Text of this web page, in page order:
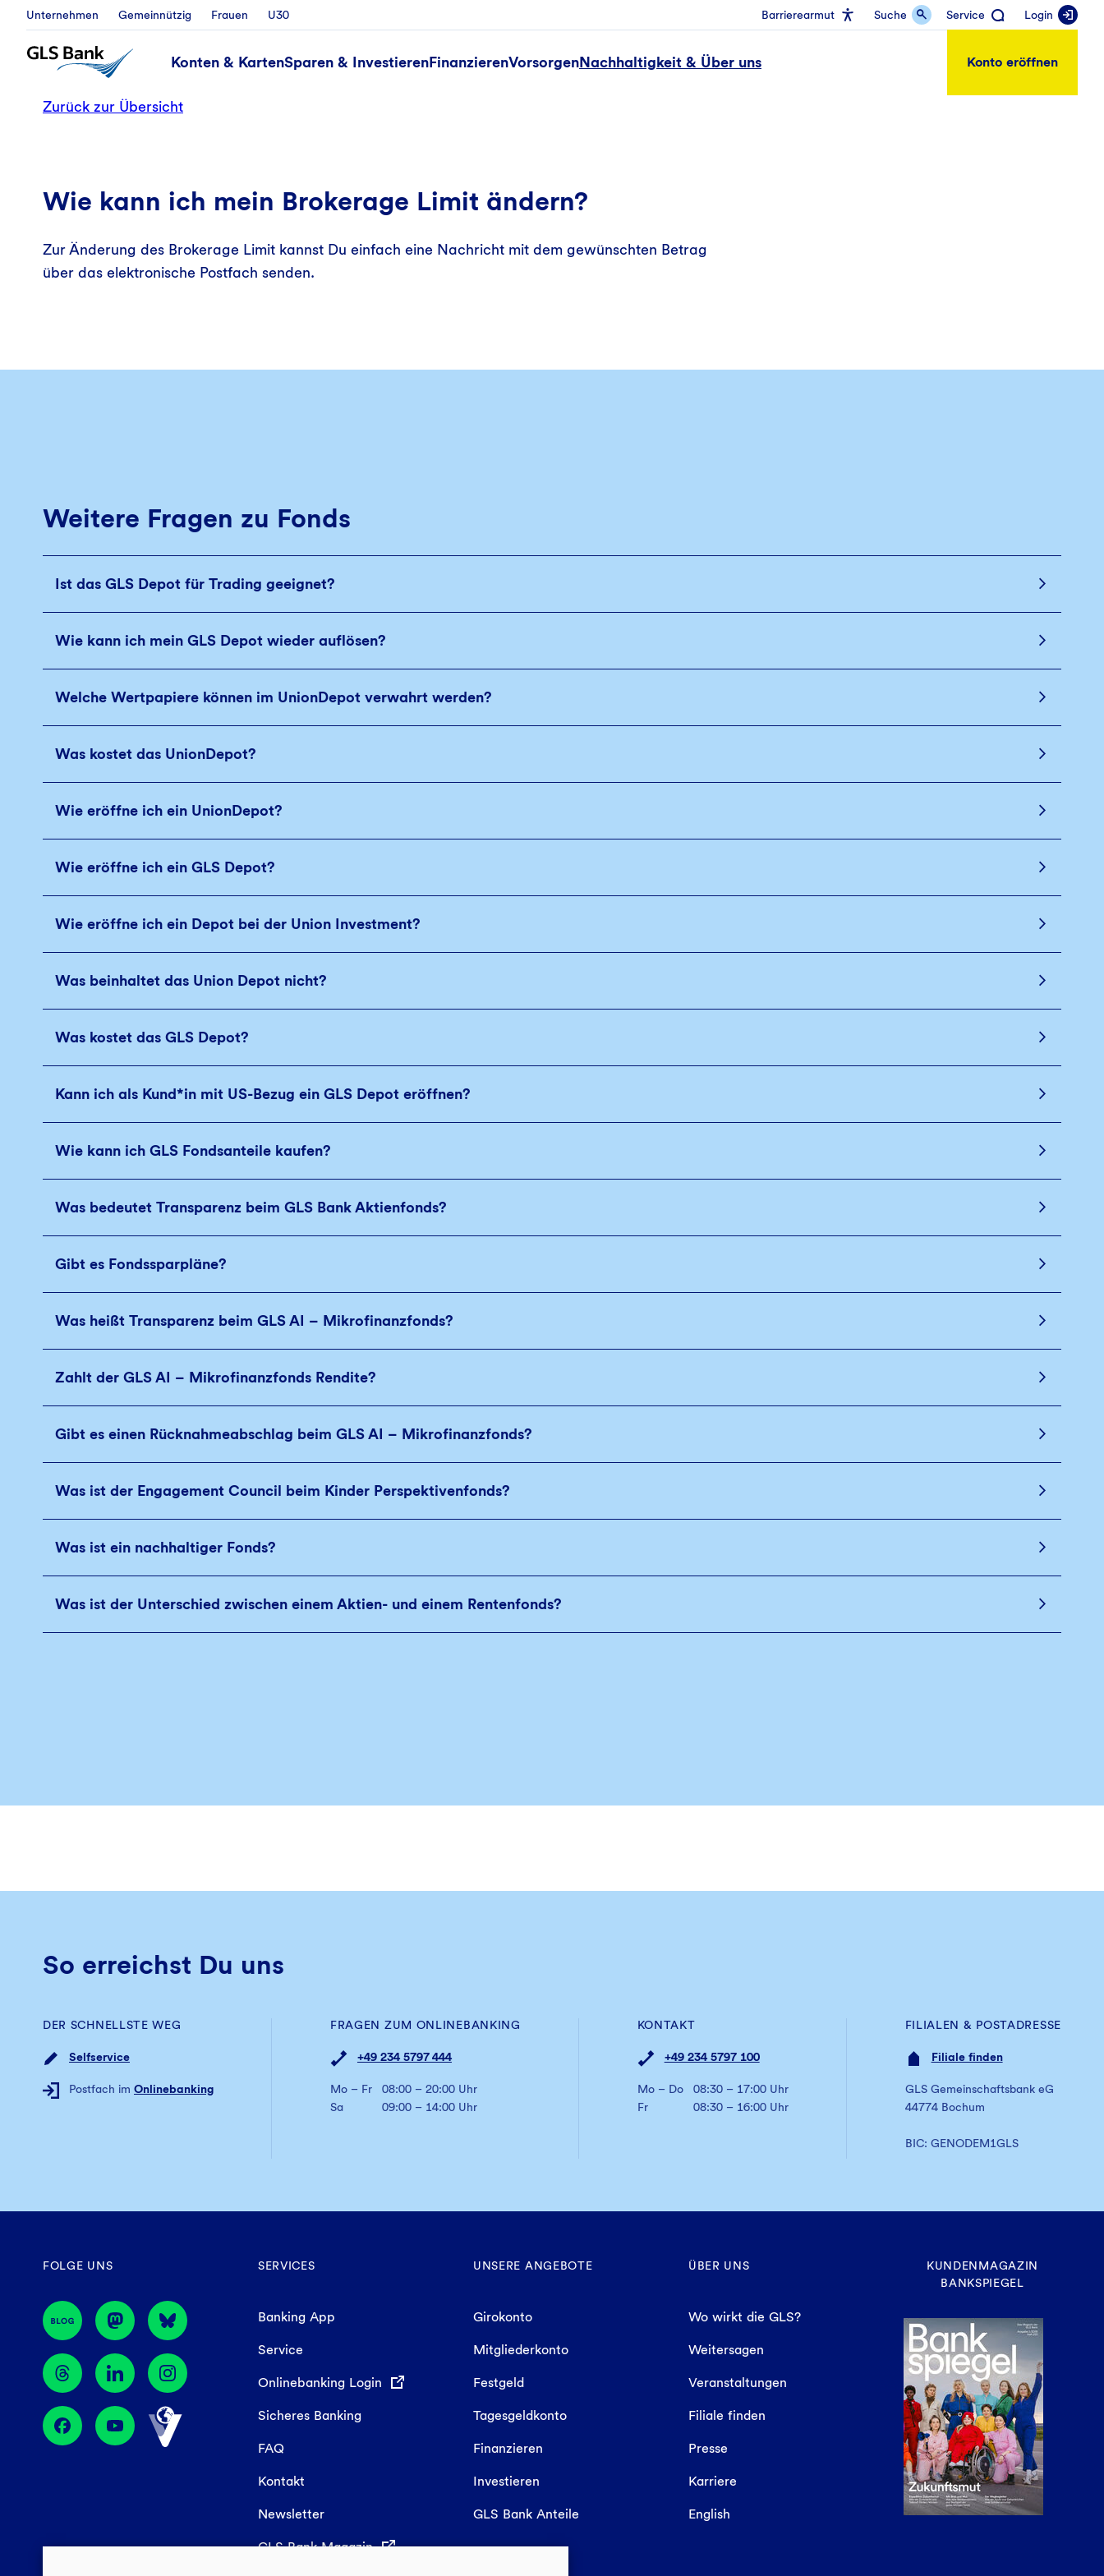
Unternehmen Gemeinnützig Frauen U30 Barrierearmut Suche Service Login
Konten & KartenSparen & InvestierenFinanzierenVorsorgenNachhaltigkeit & Über uns Konto eröffnen
Zurück zur Übersicht
Wie kann ich mein Brokerage Limit ändern?
Zur Änderung des Brokerage Limit kannst Du einfach eine Nachricht mit dem gewünschten Betrag
über das elektronische Postfach senden.
Weitere Fragen zu Fonds
Ist das GLS Depot für Trading geeignet?
Wie kann ich mein GLS Depot wieder auflösen?
Welche Wertpapiere können im UnionDepot verwahrt werden?
Was kostet das UnionDepot?
Wie eröffne ich ein UnionDepot?
Wie eröffne ich ein GLS Depot?
Wie eröffne ich ein Depot bei der Union Investment?
Was beinhaltet das Union Depot nicht?
Was kostet das GLS Depot?
Kann ich als Kund*in mit US-Bezug ein GLS Depot eröffnen?
Wie kann ich GLS Fondsanteile kaufen?
Was bedeutet Transparenz beim GLS Bank Aktienfonds?
Gibt es Fondssparpläne?
Was heißt Transparenz beim GLS AI – Mikrofinanzfonds?
Zahlt der GLS AI – Mikrofinanzfonds Rendite?
Gibt es einen Rücknahmeabschlag beim GLS AI – Mikrofinanzfonds?
Was ist der Engagement Council beim Kinder Perspektivenfonds?
Was ist ein nachhaltiger Fonds?
Was ist der Unterschied zwischen einem Aktien- und einem Rentenfonds?
So erreichst Du uns
DER SCHNELLSTE WEG
Selfservice
Postfach im Onlinebanking
FRAGEN ZUM ONLINEBANKING
+49 234 5797 444
Mo – Fr
08:00 – 20:00 Uhr
Sa
09:00 – 14:00 Uhr
KONTAKT
+49 234 5797 100
Mo – Do
08:30 – 17:00 Uhr
Fr
08:30 – 16:00 Uhr
FILIALEN & POSTADRESSE
Filiale finden
GLS Gemeinschaftsbank eG
44774 Bochum
BIC: GENODEM1GLS
FOLGE UNS SERVICES
Banking App
Service
Onlinebanking Login
Sicheres Banking
FAQ
Kontakt
Newsletter
GLS Bank Magazin
UNSERE ANGEBOTE
Girokonto
Mitgliederkonto
Festgeld
Tagesgeldkonto
Finanzieren
Investieren
GLS Bank Anteile
ÜBER UNS
Wo wirkt die GLS?
Weitersagen
Veranstaltungen
Filiale finden
Presse
Karriere
English
KUNDENMAGAZIN
BANKSPIEGEL